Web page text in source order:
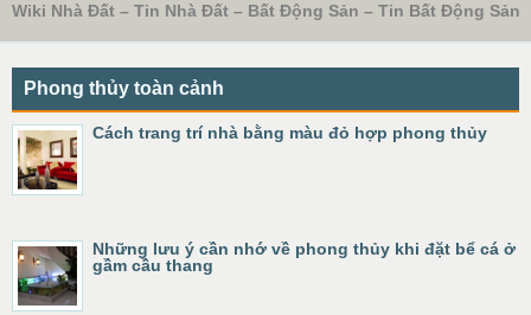
Wiki Nhà Đất – Tin Nhà Đất – Bất Động Sản – Tin Bất Động Sản
Phong thủy toàn cảnh
Cách trang trí nhà bằng màu đỏ hợp phong thủy
Những lưu ý cần nhớ về phong thủy khi đặt bể cá ở
gầm cầu thang